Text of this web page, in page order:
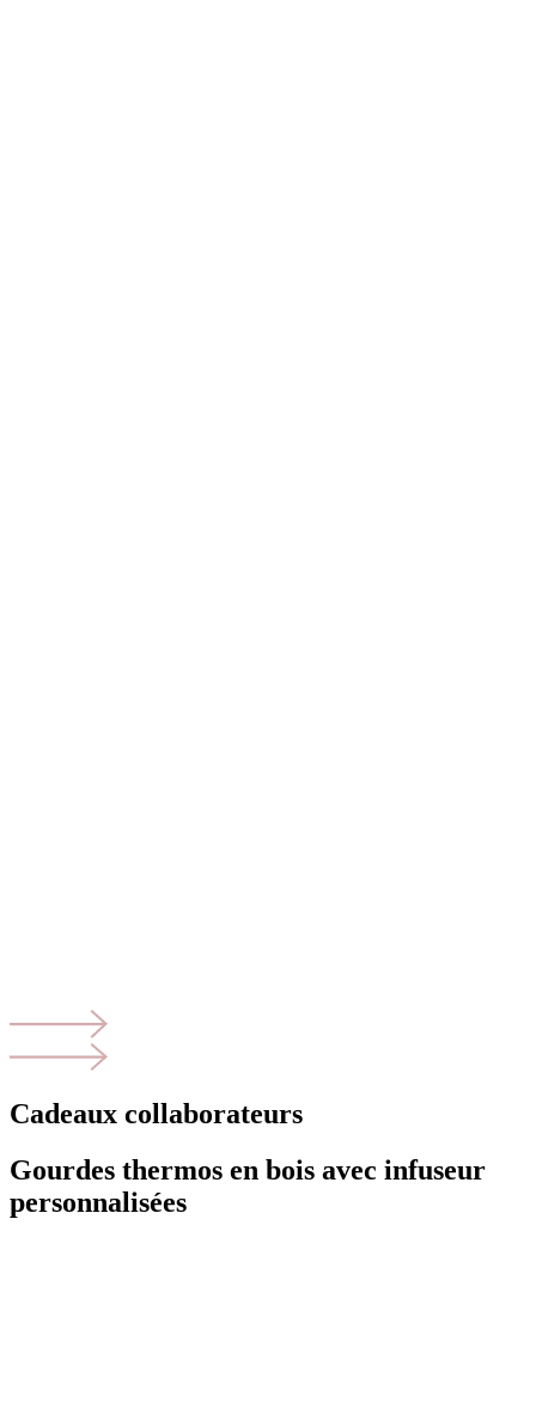
Cadeaux collaborateurs
Gourdes thermos en bois avec infuseur
personnalisées